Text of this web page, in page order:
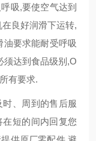
吸,要使空气达到
良好润滑下运转,
油要求能耐受呼吸
须达到食品级别,O
有要求.
、周到的售后服
短的间内回复您